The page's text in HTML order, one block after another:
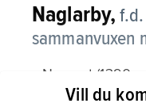
Naglarby,
sammanvuxen
– Namnet (1390
i naghlaraby
Vill du